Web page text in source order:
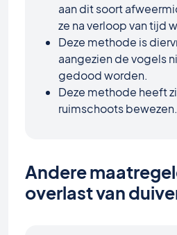
aan dit soort
ze na verloop van tijd
Deze methode is
aangezien de vogels
gedood worden.
Deze methode heeft
ruimschoots bewezen.
Andere
overlast van